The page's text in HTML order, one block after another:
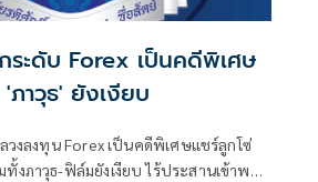
ระดับ Forex เป็นคดีพิเศษ
ภาวุธ' ยังเงียบ
วงลงทุน Forex เป็นคดีพิเศษแชร์ลูกโซ่
งภาวุธ-ฟิล์มยังเงียบ ไร้ประสานเข้าพบ